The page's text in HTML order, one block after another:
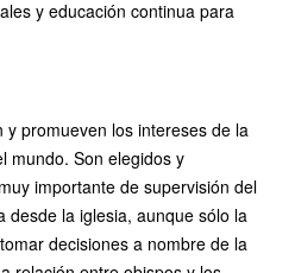
y educación continua para
promueven los intereses de la
mundo. Son elegidos y
importante de supervisión del
desde la iglesia, aunque sólo la
decisiones a nombre de la